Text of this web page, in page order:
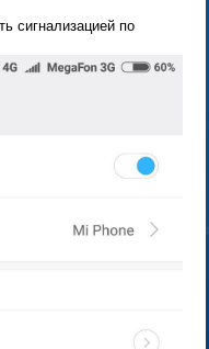
сигнализацией по